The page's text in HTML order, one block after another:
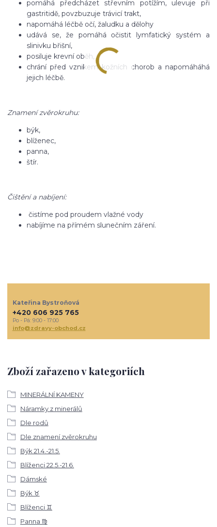
pomáhá předcházet střevním potížím, ulevuje při
gastritidě, povzbuzuje trávicí trakt,
napomáhá léčbě očí, žaludku a dělohy
udává se, že pomáhá očistit lymfatický systém a
slinivku břišní,
posiluje krevní oběh,
chrání před vznikem kožních chorob a napomáháhá
jejich léčbě.
Znamení zvěrokruhu:
býk,
blíženec,
panna,
štír.
Čištění a nabíjení:
čistíme pod proudem vlažné vody
nabíjíme na přímém slunečním záření.
Zboží zařazeno v kategoriích
MINERÁLNÍ KAMENY
Náramky z minerálů
Dle rodů
Dle znamení zvěrokruhu
Býk 21.4.-21.5.
Blíženci 22.5.-21.6.
Dámské
Býk ♉
Blíženci ♊
Panna ♍
Kateřina Bystroňová
+420 606 925 765
Po - Pá: 9:00 - 17:00
info@zdravy-obchod.cz